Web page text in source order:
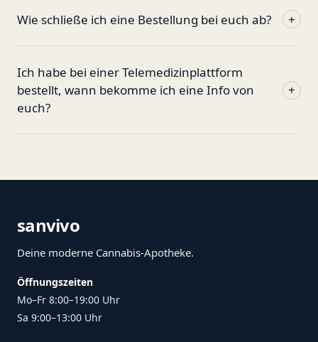
Wie schließe ich eine Bestellung bei euch ab? +
Ich habe bei einer Telemedizinplattform
bestellt, wann bekomme ich eine Info von
euch?
+
sanvivo
Deine moderne Cannabis-Apotheke.
Öffnungszeiten
Mo–Fr 8:00–19:00 Uhr
Sa 9:00–13:00 Uhr